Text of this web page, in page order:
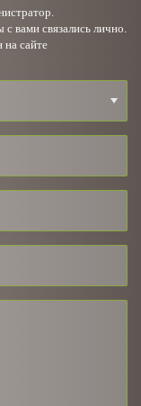
вами связались лично.
сайте